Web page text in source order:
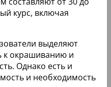
может оценить
Не стоит
привести к
и десен, что в свою
длительного